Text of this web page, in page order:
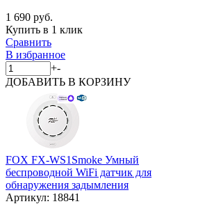
1 690 руб.
Купить в 1 клик
Сравнить
В избранное
+-
ДОБАВИТЬ В КОРЗИНУ
FOX FX-WS1Smoke Умный
беспроводной WiFi датчик для
обнаружения задымления
Артикул: 18841